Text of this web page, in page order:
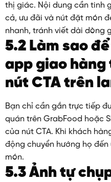
thị giác. Nội dung cần tinh
cả, ưu đãi và nút đặt món
nhanh, tránh viết dài dòng
5.2 Làm sao
app giao
nút CTA trên
Bạn chỉ cần gắn trực tiếp
quán trên GrabFood hoặc
của nút CTA. Khi khách
động chuyển hướng họ
món.
5.3 Ảnh tự